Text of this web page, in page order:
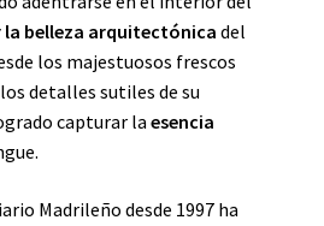
la belleza arquitectónica del
los majestuosos frescos
detalles sutiles de su
capturar la esencia
Madrileño desde 1997 ha